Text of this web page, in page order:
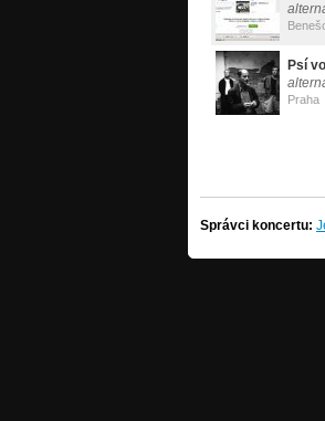
Psí
Praha
Správci koncertu: